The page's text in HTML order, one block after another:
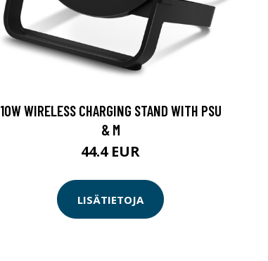
10W WIRELESS CHARGING STAND WITH PSU
& M
44.4 EUR
LISÄTIETOJA